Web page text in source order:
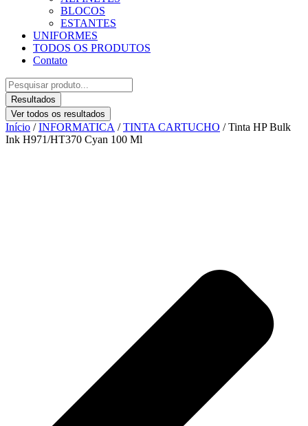
BLOCOS
ESTANTES
UNIFORMES
TODOS OS PRODUTOS
Contato
Pesquisar
...Resultados
Ver todos os resultados
Início /INFORMATICA /TINTA CARTUCHO / Tinta HP Bulk
Ink H971/HT370 Cyan 100 Ml